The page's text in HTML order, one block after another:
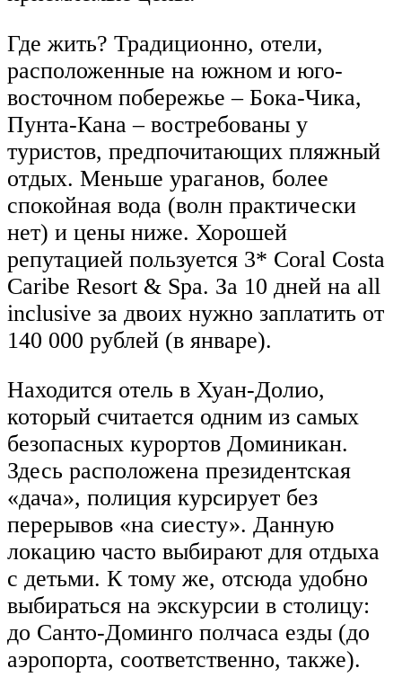
Где жить? Традиционно, отели,
расположенные на южном и юго-
восточном побережье – Бока-Чика,
Пунта-Кана – востребованы у
туристов, предпочитающих пляжный
отдых. Меньше ураганов, более
спокойная вода (волн практически
нет) и цены ниже. Хорошей
репутацией пользуется 3* Coral Costa
Caribe Resort & Spa. За 10 дней на all
inclusive за двоих нужно заплатить от
140 000 рублей (в январе).
Находится отель в Хуан-Долио,
который считается одним из самых
безопасных курортов Доминикан.
Здесь расположена президентская
«дача», полиция курсирует без
перерывов «на сиесту». Данную
локацию часто выбирают для отдыха
с детьми. К тому же, отсюда удобно
выбираться на экскурсии в столицу:
до Санто-Доминго полчаса езды (до
аэропорта, соответственно, также).